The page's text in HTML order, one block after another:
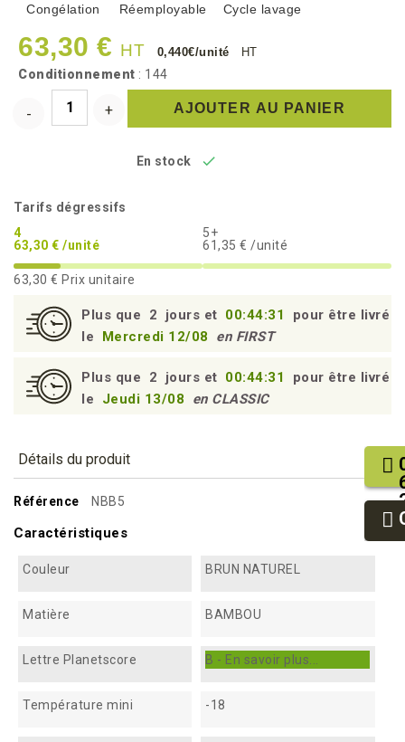
Congélation Réemployable Cycle lavage
63,30 € HT 0,440€/unité HT
Conditionnement : 144
AJOUTER AU PANIER
En stock 
Tarifs dégressifs
4
63,30 € /unité
5+
61,35 € /unité
63,30 € Prix unitaire
Plus que 2 jours et 00:44:30
pour être livré
le
Mercredi 12/08 en FIRST
Plus que 2 jours et 00:44:30
pour être livré
le
Jeudi 13/08 en CLASSIC
Détails du produit
Référence NBB5
Caractéristiques
Couleur BRUN NATUREL
Matière BAMBOU
Lettre Planetscore B - En savoir plus...
Température mini -18